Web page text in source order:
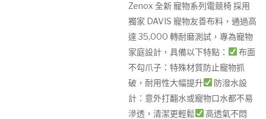
Zenox 全新 寵物系列電競椅 採用
獨家 DAVIS 寵物友善布料，通過高
達 35,000 轉耐磨測試，專為寵物
家庭設計，具備以下特點：
布面
不勾爪子：特殊材質防止寵物抓
破，耐用性大幅提升
防潑水設
計：意外打翻水或寵物口水都不易
滲透，清潔更輕鬆
高透氣不悶